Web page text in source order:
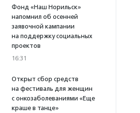
Фонд «Наш Норильск»
напомнил об осенней
заявочной кампании
на поддержку социальных
проектов
16:31
Открыт сбор средств
на фестиваль для женщин
с онкозаболеваниями «Еще
краше в танце»